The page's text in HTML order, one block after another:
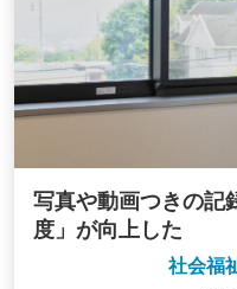
写真や動画つきの記
度」が向上した
社会福